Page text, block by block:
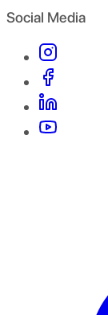
Social Media